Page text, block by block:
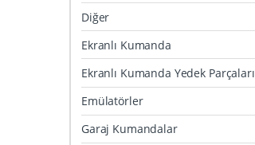
Diğer
Ekranlı Kumanda
Ekranlı Kumanda Yedek Parçaları
Emülatörler
Garaj Kumandalar